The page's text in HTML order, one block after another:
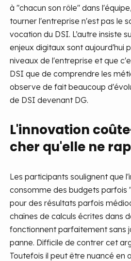
à "chacun son rôle" dans
tourner l'entreprise n'est pas le
vocation du DSI. L’autre insiste
enjeux digitaux sont aujourd'hui
niveaux de l'entreprise et que
DSI que de comprendre les
observe de fait beaucoup
de DSI devenant DG.
L'innovation
cher qu'elle ne
Les participants soulignent que
consomme des budgets parfois
pour des résultats parfois
chaînes de calculs écrites dans
fonctionnent parfaitement sans
panne. Difficile de contrer cet
Toutefois il peut être nuancé en